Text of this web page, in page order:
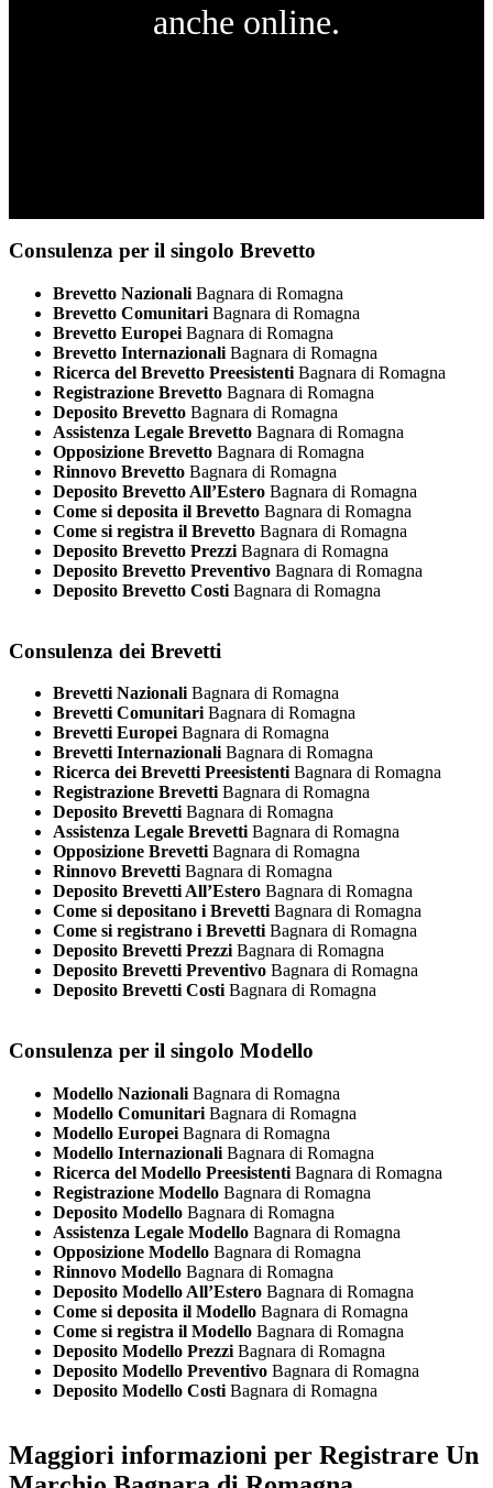
anche online.
Consulenza per il singolo Brevetto
Brevetto Nazionali Bagnara di Romagna
Brevetto Comunitari Bagnara di Romagna
Brevetto Europei Bagnara di Romagna
Brevetto Internazionali Bagnara di Romagna
Ricerca del Brevetto Preesistenti Bagnara di Romagna
Registrazione Brevetto Bagnara di Romagna
Deposito Brevetto Bagnara di Romagna
Assistenza Legale Brevetto Bagnara di Romagna
Opposizione Brevetto Bagnara di Romagna
Rinnovo Brevetto Bagnara di Romagna
Deposito Brevetto All’Estero Bagnara di Romagna
Come si deposita il Brevetto Bagnara di Romagna
Come si registra il Brevetto Bagnara di Romagna
Deposito Brevetto Prezzi Bagnara di Romagna
Deposito Brevetto Preventivo Bagnara di Romagna
Deposito Brevetto Costi Bagnara di Romagna
Consulenza dei Brevetti
Brevetti Nazionali Bagnara di Romagna
Brevetti Comunitari Bagnara di Romagna
Brevetti Europei Bagnara di Romagna
Brevetti Internazionali Bagnara di Romagna
Ricerca dei Brevetti Preesistenti Bagnara di Romagna
Registrazione Brevetti Bagnara di Romagna
Deposito Brevetti Bagnara di Romagna
Assistenza Legale Brevetti Bagnara di Romagna
Opposizione Brevetti Bagnara di Romagna
Rinnovo Brevetti Bagnara di Romagna
Deposito Brevetti All’Estero Bagnara di Romagna
Come si depositano i Brevetti Bagnara di Romagna
Come si registrano i Brevetti Bagnara di Romagna
Deposito Brevetti Prezzi Bagnara di Romagna
Deposito Brevetti Preventivo Bagnara di Romagna
Deposito Brevetti Costi Bagnara di Romagna
Consulenza per il singolo Modello
Modello Nazionali Bagnara di Romagna
Modello Comunitari Bagnara di Romagna
Modello Europei Bagnara di Romagna
Modello Internazionali Bagnara di Romagna
Ricerca del Modello Preesistenti Bagnara di Romagna
Registrazione Modello Bagnara di Romagna
Deposito Modello Bagnara di Romagna
Assistenza Legale Modello Bagnara di Romagna
Opposizione Modello Bagnara di Romagna
Rinnovo Modello Bagnara di Romagna
Deposito Modello All’Estero Bagnara di Romagna
Come si deposita il Modello Bagnara di Romagna
Come si registra il Modello Bagnara di Romagna
Deposito Modello Prezzi Bagnara di Romagna
Deposito Modello Preventivo Bagnara di Romagna
Deposito Modello Costi Bagnara di Romagna
Maggiori informazioni per Registrare Un